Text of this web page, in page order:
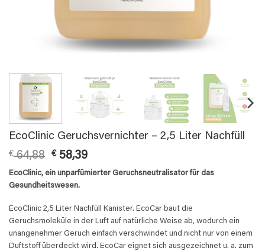
EcoClinic Geruchsvernichter – 2,5 Liter Nachfüll
€64,88 Original
price
was:
€ 64,88.
€58,39Current
price
is:
EcoClinic, ein unparfümierter Geruchsneutralisator für das
Gesundheitswesen.
EcoClinic 2,5 Liter Nachfüll Kanister. EcoCar baut die
Geruchsmoleküle in der Luft auf natürliche Weise ab, wodurch ein
unangenehmer Geruch einfach verschwindet und nicht nur von einem
Duftstoff überdeckt wird. EcoCar eignet sich ausgezeichnet u. a. zum